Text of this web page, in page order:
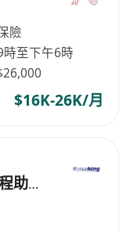
險
至下午6時
$16K-26K/月
助理